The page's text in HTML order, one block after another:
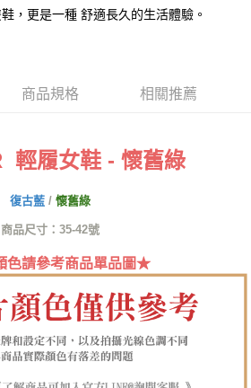
需綁卡、不需儲值。
流程】
先享後付」後，將跳轉至「AFTEE先享後付」
內，點擊此簡訊中的連結，可透過四大超商／
進行付款，方視為交易完成。
意取消之訂單仍視為有效，需透過AFTEE先享
先享後付 」之結帳頁面顯示為準，若有關於
support/home
公司提供之「AFTEE先享後付」服務完成之交
司。
請瀏覽以下網址：
含以上)免運費
含以上)免運費
含以上)免運費
含以上)免運費
，更是一種 舒適長久的生活體驗。
商品規格 相關推薦
輕履女鞋 - 懷舊綠
復古藍 / 懷舊綠
商品尺寸：35-42號
請參考商品單品圖★